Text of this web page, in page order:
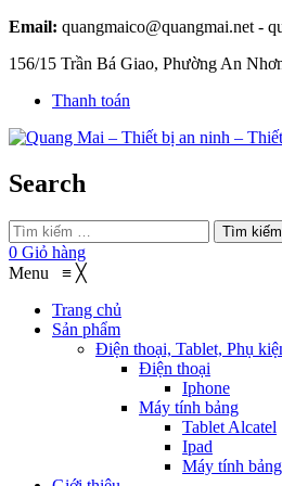
Email: quangmaico@quangmai.net -
156/15 Trần Bá Giao, Phường An
Thanh toán
Search
Tìm kiếm
0 Giỏ hàng
Menu ≡ ╳
Trang chủ
Sản phẩm
Điện thoại, Tablet, Phụ
Điện thoại
Iphone
Máy tính bảng
Tablet Alcatel
Ipad
Máy tính